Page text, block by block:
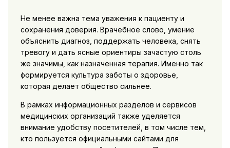
Не менее важна тема уважения к пациенту и
сохранения доверия. Врачебное слово, умение
объяснить диагноз, поддержать человека, снять
тревогу и дать ясные ориентиры зачастую столь
же значимы, как назначенная терапия. Именно так
формируется культура заботы о здоровье,
которая делает общество сильнее.
В рамках информационных разделов и сервисов
медицинских организаций также уделяется
внимание удобству посетителей, в том числе тем,
кто пользуется официальными сайтами для